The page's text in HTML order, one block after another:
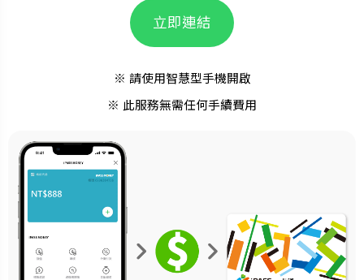
立即連結
※ 請使用智慧型手機開啟
※ 此服務無需任何手續費用